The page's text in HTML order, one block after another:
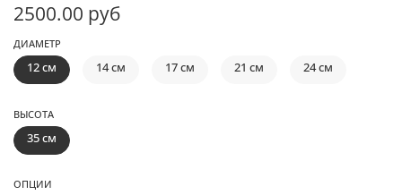
2500.00 руб
ДИАМЕТР
12 см 14 см 17 см 21 см 24 см
ВЫСОТА
35 см
ОПЦИИ